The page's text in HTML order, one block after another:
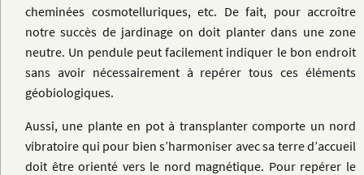
cheminées cosmotelluriques, etc. De fait, pour accroître
notre succès de jardinage on doit planter dans une zone
neutre. Un pendule peut facilement indiquer le bon endroit
sans avoir nécessairement à repérer tous ces éléments
géobiologiques.
Aussi, une plante en pot à transplanter comporte un nord
vibratoire qui pour bien s’harmoniser avec sa terre d’accueil
doit être orienté vers le nord magnétique. Pour repérer le